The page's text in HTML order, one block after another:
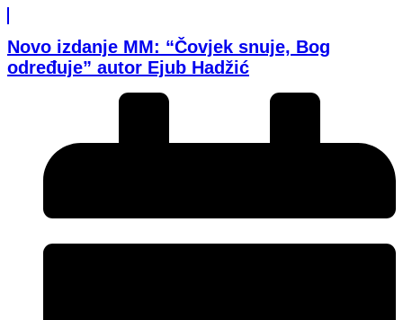
Novo izdanje MM: “Čovjek snuje, Bog
određuje” autor Ejub Hadžić